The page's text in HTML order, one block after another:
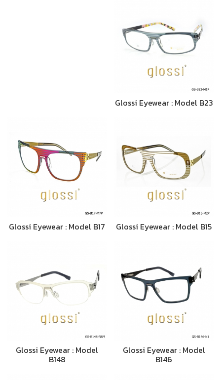
Glossi Eyewear : Model B23
Glossi Eyewear : Model B17 Glossi Eyewear : Model B15
Glossi Eyewear : Model
B148
Glossi Eyewear : Model
B146